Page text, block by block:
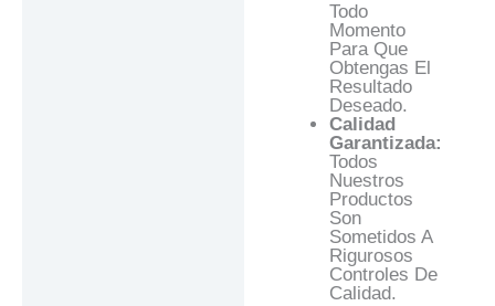
Todo
Momento
Para Que
Obtengas El
Resultado
Deseado.
Calidad
Garantizada:
Todos
Nuestros
Productos
Son
Sometidos A
Rigurosos
Controles De
Calidad.